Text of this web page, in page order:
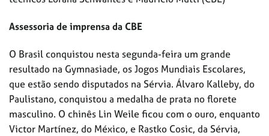
Assessoria de imprensa da CBE
O Brasil conquistou nesta segunda-feira um grande
resultado na Gymnasiade, os Jogos Mundiais Escolares,
que estão sendo disputados na Sérvia. Álvaro Kalleby, do
Paulistano, conquistou a medalha de prata no florete
masculino. O chinês Lin Weile ficou com o ouro, enquanto
Victor Martínez, do México, e Rastko Cosic, da Sérvia,